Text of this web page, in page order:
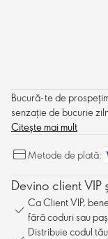
Bucură-te de
senzație de bucurie
Citește mai mult
Metode de plată:
Devino client
Ca Client VIP,
fără coduri sau
Distribuie codul